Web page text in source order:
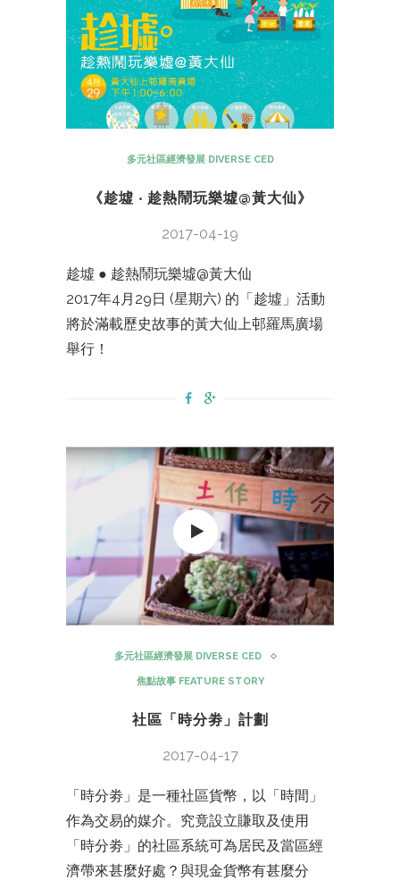
多元社區經濟發展 DIVERSE CED
《趁墟 ‧ 趁熱鬧玩樂墟@黃大仙》
2017-04-19
趁墟 ● 趁熱鬧玩樂墟@黃大仙
2017年4月29日 (星期六) 的「趁墟」活動
將於滿載歷史故事的黃大仙上邨羅馬廣場
舉行！
多元社區經濟發展 DIVERSE CED
焦點故事 FEATURE STORY
社區「時分劵」計劃
2017-04-17
「時分劵」是一種社區貨幣，以「時間」
作為交易的媒介。究竟設立賺取及使用
「時分劵」的社區系統可為居民及當區經
濟帶來甚麼好處？與現金貨幣有甚麼分